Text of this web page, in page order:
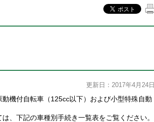
更新日：2017年4月24日
機付自転車（125cc以下）および小型特殊自動
、下記の車種別手続き一覧表をご覧ください。